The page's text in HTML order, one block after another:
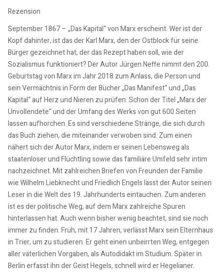
Rezension
September 1867 – „Das Kapital“ von Marx erscheint. Wer ist der
Kopf dahinter, ist das der Karl Marx, den der Ostblock für seine
Bürger gezeichnet hat, der das Rezept haben soll, wie der
Sozialismus funktioniert? Der Autor Jürgen Neffe nimmt den 200.
Geburtstag von Marx im Jahr 2018 zum Anlass, die Person und
sein Vermächtnis in Form der Bücher „Das Manifest“ und „Das
Kapital“ auf Herz und Nieren zu prüfen. Schon der Titel „Marx der
Unvollendete“ und der Umfang des Werks von gut 600 Seiten
lassen aufhorchen. Es sind verschiedene Stränge, die sich durch
das Buch ziehen, die miteinander verwoben sind. Zum einen
nähert sich der Autor Marx, indem er seinen Lebensweg als
staatenloser und Flüchtling sowie das familiäre Umfeld sehr intim
nachzeichnet. Mit zahlreichen Briefen von Freunden der Familie
wie Wilhelm Liebknecht und Friedlich Engels lässt der Autor seinen
Leser in die Welt des 19. Jahrhunderts eintauchen. Zum anderen
ist es der politische Weg, auf dem Marx zahlreiche Spuren
hinterlassen hat. Auch wenn bisher wenig beachtet, sind sie noch
immer zu finden. Früh, mit 17 Jahren, verlässt Marx sein Elternhaus
in Trier, um zu studieren. Er geht einen unbeirrten Weg, entgegen
aller väterlichen Vorgaben, als Autodidakt im Studium. Später in
Berlin erfasst ihn der Geist Hegels, schnell wird er Hegelianer.